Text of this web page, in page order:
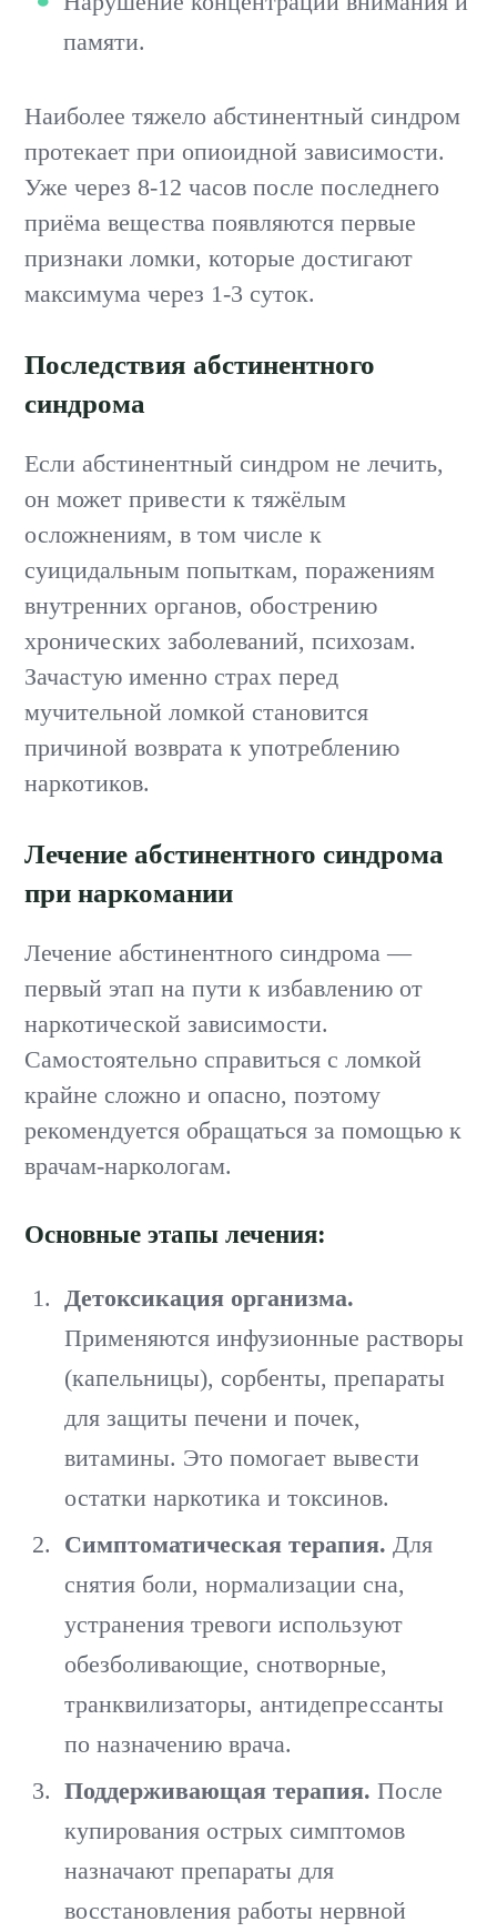
памяти.
Наиболее тяжело абстинентный синдром
протекает при опиоидной зависимости.
Уже через 8-12 часов после последнего
приёма вещества появляются первые
признаки ломки, которые достигают
максимума через 1-3 суток.
Последствия абстинентного
синдрома
Если абстинентный синдром не лечить,
он может привести к тяжёлым
осложнениям, в том числе к
суицидальным попыткам, поражениям
внутренних органов, обострению
хронических заболеваний, психозам.
Зачастую именно страх перед
мучительной ломкой становится
причиной возврата к употреблению
наркотиков.
Лечение абстинентного синдрома
при наркомании
Лечение абстинентного синдрома —
первый этап на пути к избавлению от
наркотической зависимости.
Самостоятельно справиться с ломкой
крайне сложно и опасно, поэтому
рекомендуется обращаться за помощью к
врачам-наркологам.
Основные этапы лечения:
Детоксикация организма.
Применяются инфузионные растворы
(капельницы), сорбенты, препараты
для защиты печени и почек,
витамины. Это помогает вывести
остатки наркотика и токсинов.
Симптоматическая терапия.Для
снятия боли, нормализации сна,
устранения тревоги используют
обезболивающие, снотворные,
транквилизаторы, антидепрессанты
по назначению врача.
Поддерживающая терапия.После
купирования острых симптомов
назначают препараты для
восстановления работы нервной